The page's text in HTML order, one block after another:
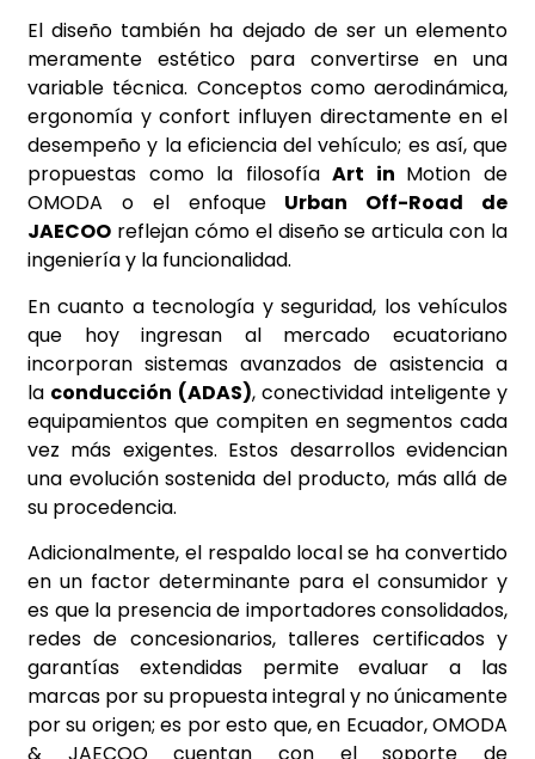
El diseño también ha dejado de ser un elemento
meramente estético para convertirse en una
variable técnica. Conceptos como aerodinámica,
ergonomía y confort influyen directamente en el
desempeño y la eficiencia del vehículo; es así, que
propuestas como la filosofíaArt in Motion de
OMODA o el enfoque Urban Off-Road de
JAECOO reflejan cómo el diseño se articula con la
ingeniería y la funcionalidad.
En cuanto a tecnología y seguridad, los vehículos
que hoy ingresan al mercado ecuatoriano
incorporan sistemas avanzados de asistencia a
la conducción (ADAS), conectividad inteligente y
equipamientos que compiten en segmentos cada
vez más exigentes. Estos desarrollos evidencian
una evolución sostenida del producto, más allá de
su procedencia.
Adicionalmente, el respaldo local se ha convertido
en un factor determinante para el consumidor y
es que la presencia de importadores consolidados,
redes de concesionarios, talleres certificados y
garantías extendidas permite evaluar a las
marcas por su propuesta integral y no únicamente
por su origen; es por esto que, en Ecuador, OMODA